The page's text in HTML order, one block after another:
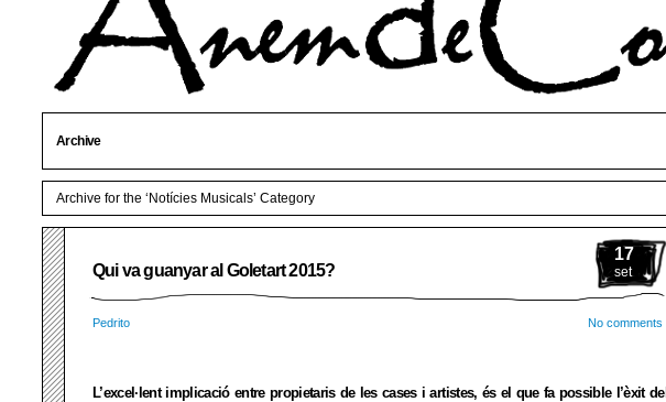
Archive
Archive for the ‘Notícies Musicals’ Category
17
set
Qui va guanyar al Goletart 2015?
Pedrito No comments
L’excel·lent implicació entre propietaris de les cases i artistes, és el que fa possible l’èxit del